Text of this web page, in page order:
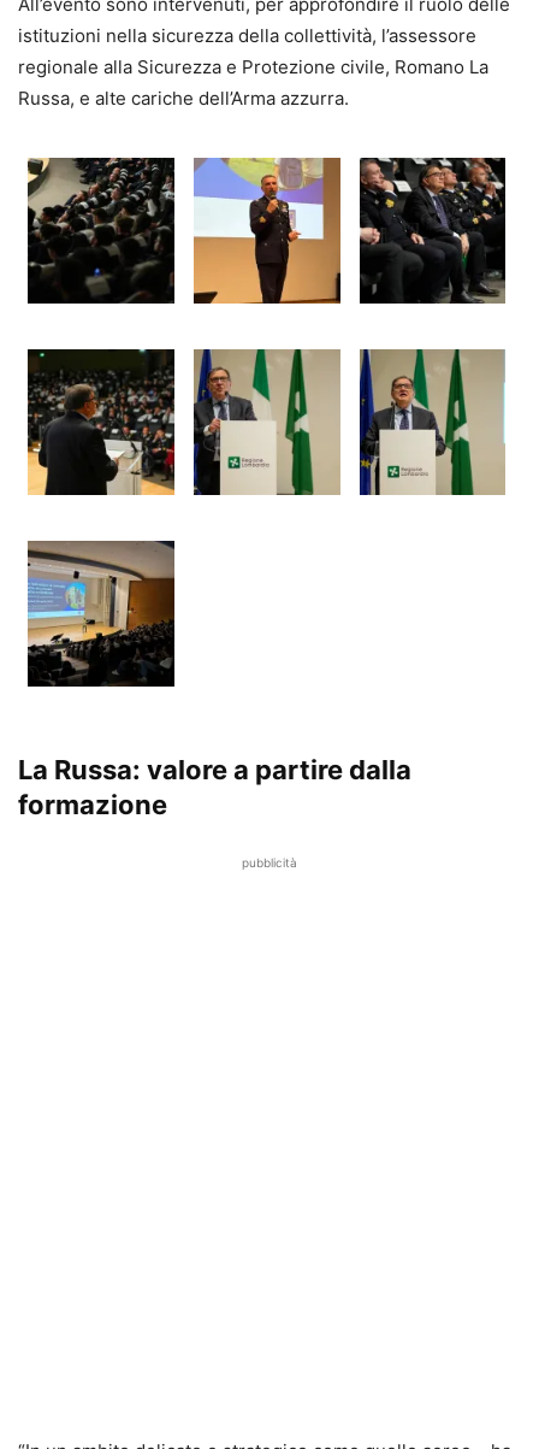
istituzioni nella sicurezza della collettività, l’assessore
regionale alla Sicurezza e Protezione civile, Romano La
Russa, e alte cariche dell’Arma azzurra.
La Russa: valore a partire dalla
formazione
pubblicità